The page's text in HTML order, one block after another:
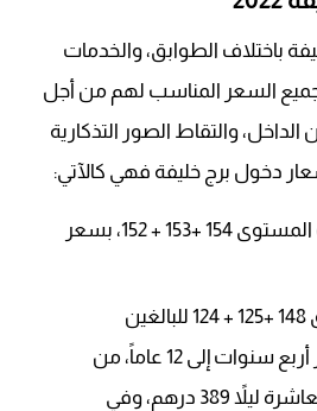
باختلاف الطوابق، والخدمات
السعر المناسب لهم من أجل
الداخل، والتقاط الصور التذكارية
دخول برج خليفة فهي كالآتي:
ذا لاونج، برج خليفة المستوى 154 +153 + 152، بسعر
سعر تذكرة الطابق 148 +125 + 124 للبالغين
وللأطفال من عمر أربع سنوات إلى 12 عاماً، من
الساعة التاسعة للعاشرة ليلاً 389 درهم، وفي